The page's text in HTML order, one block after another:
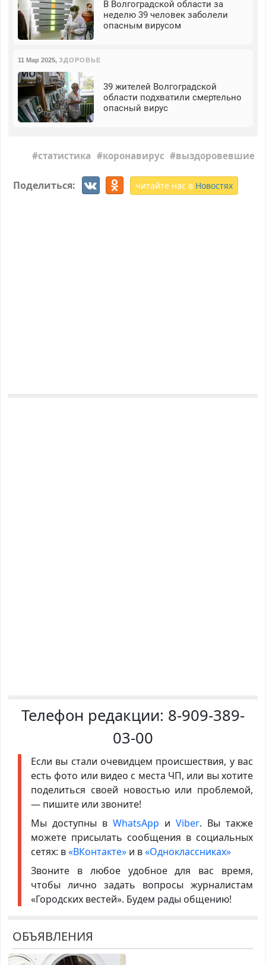
В Волгоградской области за
неделю 39 человек заболели
опасным вирусом
11 Мар 2025, ЗДОРОВЬЕ
39 жителей Волгоградской
области подхватили смертельно
опасный вирус
статистика коронавирус выздоровевшие
Поделиться: читайте нас в Новостях
Телефон редакции: 8-909-389-
03-00
Если вы стали очевидцем происшествия, у вас
есть фото или видео с места ЧП, или вы хотите
поделиться своей новостью или проблемой,
— пишите или звоните!
Мы доступны в WhatsApp иViber. Вы также
можете присылать сообщения в социальных
сетях: в«ВКонтакте»и в«Одноклассниках»
Звоните в любое удобное для вас время,
чтобы лично задать вопросы журналистам
«Городских вестей». Будем рады общению!
ОБЪЯВЛЕНИЯ